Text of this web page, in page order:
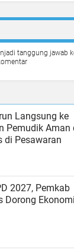
tanggung jawab
Langsung ke
Pemudik Aman
di Pesawaran
2027, Pemkab
Dorong